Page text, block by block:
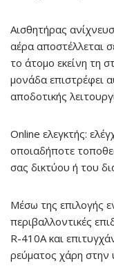
Αισθητήρας
αέρα αποστέλλεται
το άτομο εκείνη τη
μονάδα επιστρέφει
αποδοτικής
Online ελεγκτής:
οποιαδήποτε
σας δικτύου ή του
Μέσω της επιλογής
περιβαλλοντικές
R-410A και
ρεύματος χάρη στην